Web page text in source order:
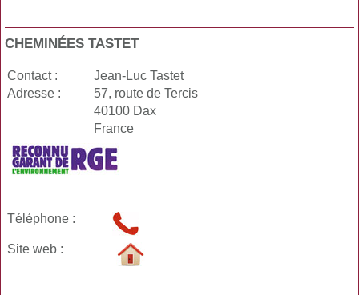
CHEMINÉES TASTET
Contact :
Jean-Luc Tastet
Adresse :
57, route de Tercis
40100 Dax
France
Téléphone :
Site web :